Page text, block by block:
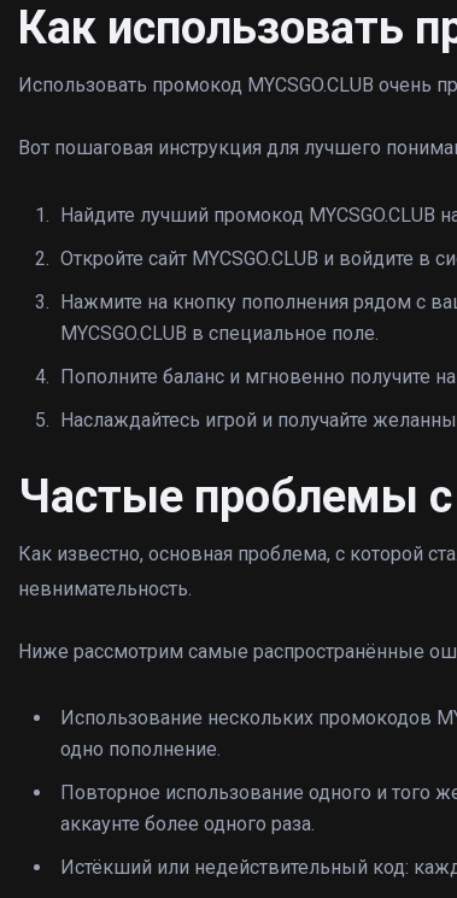
Как использовать
Использовать промокод MYCSGO.CLUB очень
Вот пошаговая инструкция для лучшего
Найдите лучший промокод MYCSGO.CLUB
Откройте сайт MYCSGO.CLUB и войдите в
Нажмите на кнопку пополнения рядом с
MYCSGO.CLUB в специальное поле.
Пополните баланс и мгновенно получите
Наслаждайтесь игрой и получайте
Частые проблемы с
Как известно, основная проблема, с которой
невнимательность.
Ниже рассмотрим самые распространённые
Использование нескольких промокодов
одно пополнение.
Повторное использование одного и того
аккаунте более одного раза.
Истёкший или недействительный код: